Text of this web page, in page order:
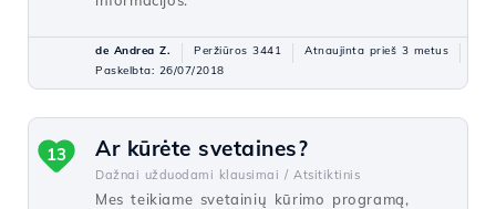
de Andrea Z. Peržiūros 3441
Atnaujinta prieš 3 metus
Paskelbta: 26/07/2018
Ar kūrėte svetaines?
Dažnai užduodami klausimai / Atsitiktinis
Mes teikiame svetainių kūrimo programą,
13